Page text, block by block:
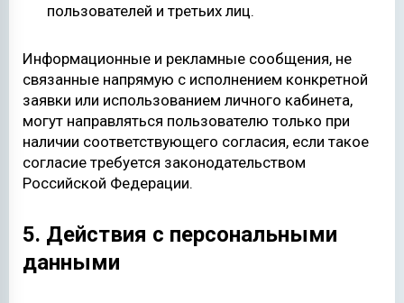
пользователей и третьих лиц.
Информационные и рекламные сообщения, не
связанные напрямую с исполнением конкретной
заявки или использованием личного кабинета,
могут направляться пользователю только при
наличии соответствующего согласия, если такое
согласие требуется законодательством
Российской Федерации.
5. Действия с персональными
данными